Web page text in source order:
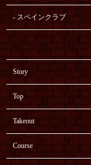
スペインクラブ
Story
Top
Takeout
Course